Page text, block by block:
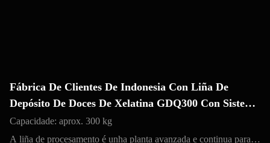
Fábrica De Clientes De Indonesia Con Liña De
Depósito De Doces De Xelatina GDQ300 Con Sistema
De Pesaxe Automático AWS500
Capacidade: aprox. 300 kg
A liña de procesamento é unha planta avanzada e continua para